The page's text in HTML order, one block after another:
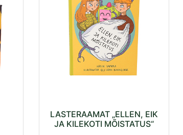
LASTERAAMAT „ELLEN, EIK
JA KILEKOTI MÕISTATUS“